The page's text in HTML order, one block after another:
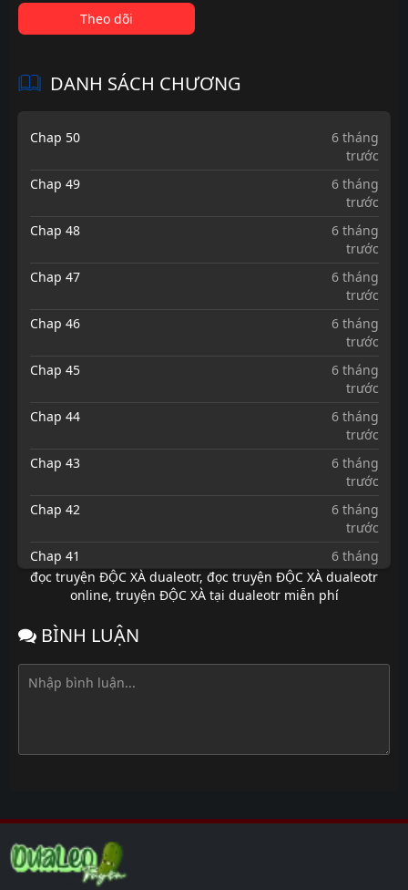
Theo dõi
DANH SÁCH CHƯƠNG
Chap 50
6 tháng
trước
Chap 49
6 tháng
trước
Chap 48
6 tháng
trước
Chap 47
6 tháng
trước
Chap 46
6 tháng
trước
Chap 45
6 tháng
trước
Chap 44
6 tháng
trước
Chap 43
6 tháng
trước
Chap 42
6 tháng
trước
Chap 41
6 tháng
trước
Chap 40
6 tháng
Chap 39
trước
Chap 38
trước
đọc truyện ĐỘC XÀ dualeotr, đọc truyện ĐỘC XÀ dualeotr
online, truyện ĐỘC XÀ tại dualeotr miễn phí
BÌNH LUẬN